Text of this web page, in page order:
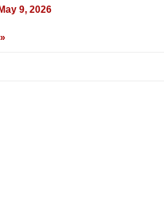
9, 2026